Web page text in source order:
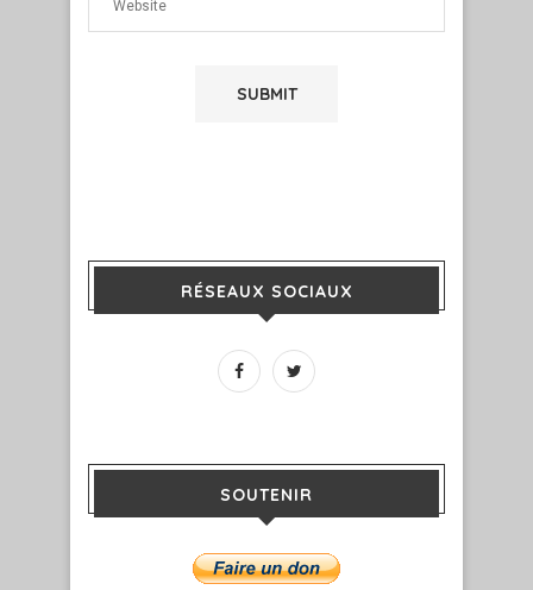
RÉSEAUX SOCIAUX
SOUTENIR